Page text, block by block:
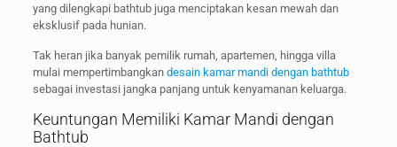
yang dilengkapi bathtub juga menciptakan kesan mewah dan
eksklusif pada hunian.
Tak heran jika banyak pemilik rumah, apartemen, hingga villa
mulai mempertimbangkan desain kamar mandi dengan bathtub
sebagai investasi jangka panjang untuk kenyamanan keluarga.
Keuntungan Memiliki Kamar Mandi dengan
Bathtub